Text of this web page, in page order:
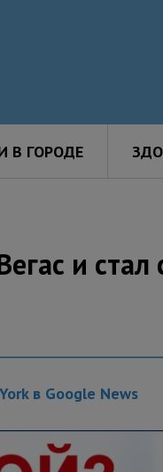
В ГОРОДЕ
и стал
в Google News